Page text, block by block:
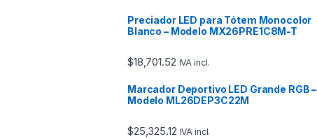
Preciador LED para Tótem Monocolor
Blanco – Modelo MX26PRE1C8M-T
$18,701.52 IVA incl.
Marcador Deportivo LED Grande RGB –
Modelo ML26DEP3C22M
$25,325.12 IVA incl.